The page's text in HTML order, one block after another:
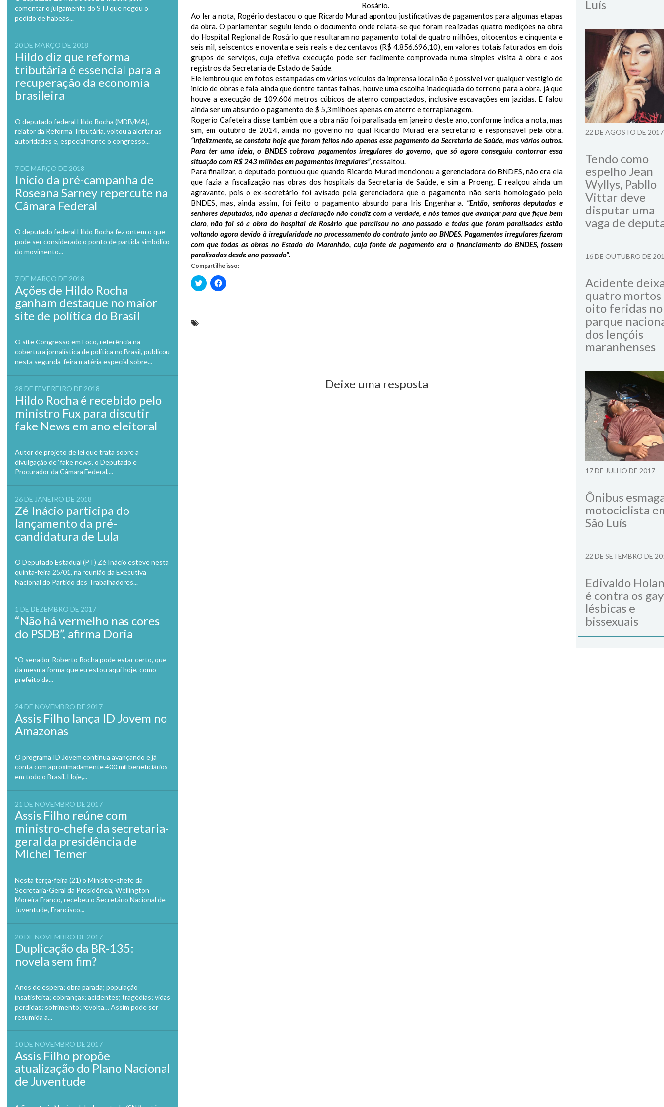
comentar o julgamento do STJ que negou o
pedido de habeas...
20 DE MARÇO DE 2018
Hildo diz que reforma
tributária é essencial para a
recuperação da economia
brasileira
O deputado federal Hildo Rocha (MDB/MA),
relator da Reforma Tributária, voltou a alertar as
autoridades e, especialmente o congresso...
7 DE MARÇO DE 2018
Início da pré-campanha de
Roseana Sarney repercute na
Câmara Federal
O deputado federal Hildo Rocha fez ontem o que
pode ser considerado o ponto de partida simbólico
do movimento...
7 DE MARÇO DE 2018
Ações de Hildo Rocha
ganham destaque no maior
site de política do Brasil
O site Congresso em Foco, referência na
cobertura jornalística de política no Brasil, publicou
nesta segunda-feira matéria especial sobre...
28 DE FEVEREIRO DE 2018
Hildo Rocha é recebido pelo
ministro Fux para discutir
fake News em ano eleitoral
Autor de projeto de lei que trata sobre a
divulgação de ‘fake news’, o Deputado e
Procurador da Câmara Federal,...
26 DE JANEIRO DE 2018
Zé Inácio participa do
lançamento da pré-
candidatura de Lula
O Deputado Estadual (PT) Zé Inácio esteve nesta
quinta-feira 25/01, na reunião da Executiva
Nacional do Partido dos Trabalhadores...
1 DE DEZEMBRO DE 2017
“Não há vermelho nas cores
do PSDB”, afirma Doria
“O senador Roberto Rocha pode estar certo, que
da mesma forma que eu estou aqui hoje, como
prefeito da...
24 DE NOVEMBRO DE 2017
Assis Filho lança ID Jovem no
Amazonas
O programa ID Jovem continua avançando e já
conta com aproximadamente 400 mil beneficiários
em todo o Brasil. Hoje,...
21 DE NOVEMBRO DE 2017
Assis Filho reúne com
ministro-chefe da secretaria-
geral da presidência de
Michel Temer
Nesta terça-feira (21) o Ministro-chefe da
Secretaria-Geral da Presidência, Wellington
Moreira Franco, recebeu o Secretário Nacional de
Juventude, Francisco...
20 DE NOVEMBRO DE 2017
Duplicação da BR-135:
novela sem fim?
Anos de espera; obra parada; população
insatisfeita; cobranças; acidentes; tragédias; vidas
perdidas; sofrimento; revolta… Assim pode ser
resumida a...
10 DE NOVEMBRO DE 2017
Assis Filho propõe
atualização do Plano Nacional
de Juventude
Rosário.
Ao ler a nota, Rogério destacou o que Ricardo Murad apontou justificativas de pagamentos para algumas etapas
da obra. O parlamentar seguiu lendo o documento onde relata-se que foram realizadas quatro medições na obra
do Hospital Regional de Rosário que resultaram no pagamento total de quatro milhões, oitocentos e cinquenta e
seis mil, seiscentos e noventa e seis reais e dez centavos (R$ 4.856.696,10), em valores totais faturados em dois
grupos de serviços, cuja efetiva execução pode ser facilmente comprovada numa simples visita à obra e aos
registros da Secretaria de Estado de Saúde.
Ele lembrou que em fotos estampadas em vários veículos da imprensa local não é possível ver qualquer vestígio de
início de obras e fala ainda que dentre tantas falhas, houve uma escolha inadequada do terreno para a obra, já que
houve a execução de 109.606 metros cúbicos de aterro compactados, inclusive escavações em jazidas. E falou
ainda ser um absurdo o pagamento de $ 5,3 milhões apenas em aterro e terraplanagem.
Rogério Cafeteira disse também que a obra não foi paralisada em janeiro deste ano, conforme indica a nota, mas
sim, em outubro de 2014, ainda no governo no qual Ricardo Murad era secretário e responsável pela obra.
“Infelizmente, se constata hoje que foram feitos não apenas esse pagamento da Secretaria de Saúde, mas vários outros.
Para ter uma ideia, o BNDES cobrava pagamentos irregulares do governo, que só agora conseguiu contornar essa
situação com R$ 243 milhões em pagamentos irregulares”, ressaltou.
Para finalizar, o deputado pontuou que quando Ricardo Murad mencionou a gerenciadora do BNDES, não era ela
que fazia a fiscalização nas obras dos hospitais da Secretaria de Saúde, e sim a Proeng. E realçou ainda um
agravante, pois o ex-secretário foi avisado pela gerenciadora que o pagamento não seria homologado pelo
BNDES, mas, ainda assim, foi feito o pagamento absurdo para Iris Engenharia. “Então, senhoras deputadas e
senhores deputados, não apenas a declaração não condiz com a verdade, e nós temos que avançar para que fique bem
claro, não foi só a obra do hospital de Rosário que paralisou no ano passado e todas que foram paralisadas estão
voltando agora devido à irregularidade no processamento do contrato junto ao BNDES. Pagamentos irregulares fizeram
com que todas as obras no Estado do Maranhão, cuja fonte de pagamento era o financiamento do BNDES, fossem
paralisadas desde ano passado”.
Compartilhe isso:
Clique
para
Clique
para
Deixe uma resposta
Luís
22 DE AGOSTO DE 2017
Tendo como
espelho Jean
Wyllys, Pabllo
Vittar deve
disputar uma
vaga de
16 DE OUTUBRO DE
Acidente
quatro mortos
oito feridas no
parque
dos lençóis
maranhenses
17 DE JULHO DE 2017
Ônibus
motociclista
São Luís
22 DE SETEMBRO DE
Edivaldo
é contra os
lésbicas e
bissexuais